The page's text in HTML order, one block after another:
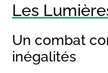
Les
Un combat
inégalités